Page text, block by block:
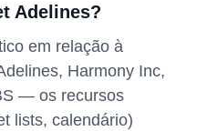
Adelines?
em relação à
Harmony Inc,
— os recursos
lists, calendário)